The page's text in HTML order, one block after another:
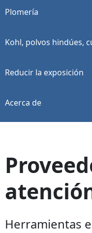
Plomería
Kohl, polvos hindúes,
Reducir la exposición
Acerca de
Herramientas